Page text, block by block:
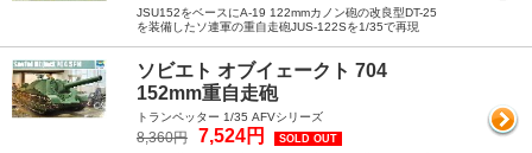
JSU152をベースにA-19 122mmカノン砲の改良型DT-25
を装備したソ連軍の重自走砲JUS-122Sを1/35で再現
ソビエト オブイェークト 704
152mm重自走砲
トランペッター 1/35 AFVシリーズ
8,360円 7,524円 SOLD OUT